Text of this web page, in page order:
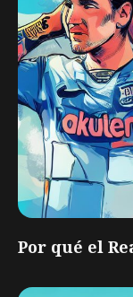
Por qué el